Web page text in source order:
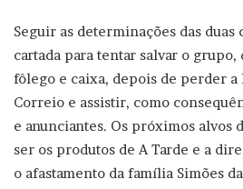
Seguir as determinações das
cartada para tentar salvar o grupo,
fôlego e caixa, depois de perder a
Correio e assistir, como
e anunciantes. Os próximos alvos
ser os produtos de A Tarde e a
o afastamento da família Simões